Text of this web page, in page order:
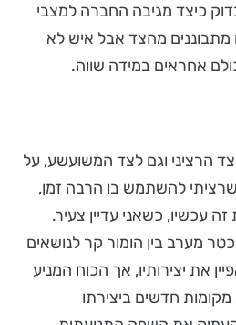
כיצד מגיבה החברה למצבי
מהצד אבל איש לא
אחראים במידה שווה.
הרציני וגם לצד המשועשע, על
להשתמש בו הרבה זמן,
עכשיו, כשאני עדיין צעיר.
מערב בין הומור קר לנושאים
את יצירותיו, אך הכוח המניע
מקומות חדשים ביצירתו